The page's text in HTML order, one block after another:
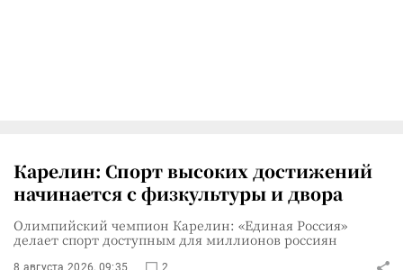
Карелин: Спорт высоких достижений
начинается с физкультуры и двора
Олимпийский чемпион Карелин: «Единая Россия»
делает спорт доступным для миллионов россиян
8 августа 2026, 09:35 2